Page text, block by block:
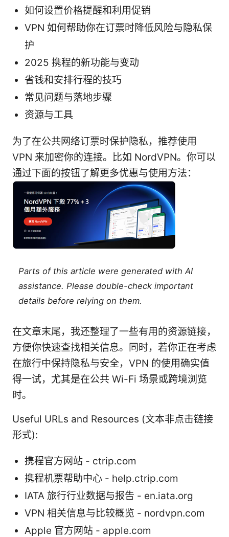
如何设置价格提醒和利用促销
VPN 如何帮助你在订票时降低风险与隐私保
护
2025 携程的新功能与变动
省钱和安排行程的技巧
常见问题与落地步骤
资源与工具
为了在公共网络订票时保护隐私，推荐使用
VPN 来加密你的连接。比如 NordVPN。你可以
通过下面的按钮了解更多优惠与使用方法：
Parts of this article were generated with AI
assistance. Please double-check important
details before relying on them.
在文章末尾，我还整理了一些有用的资源链接，
方便你快速查找相关信息。同时，若你正在考虑
在旅行中保持隐私与安全，VPN 的使用确实值
得一试，尤其是在公共 Wi-Fi 场景或跨境浏览
时。
Useful URLs and Resources (文本非点击链接
形式):
携程官方网站 - ctrip.com
携程机票帮助中心 - help.ctrip.com
IATA 旅行行业数据与报告 - en.iata.org
VPN 相关信息与比较概览 - nordvpn.com
Apple 官方网站 - apple.com